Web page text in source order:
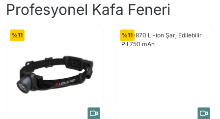
Profesyonel Kafa Feneri
%11 %11